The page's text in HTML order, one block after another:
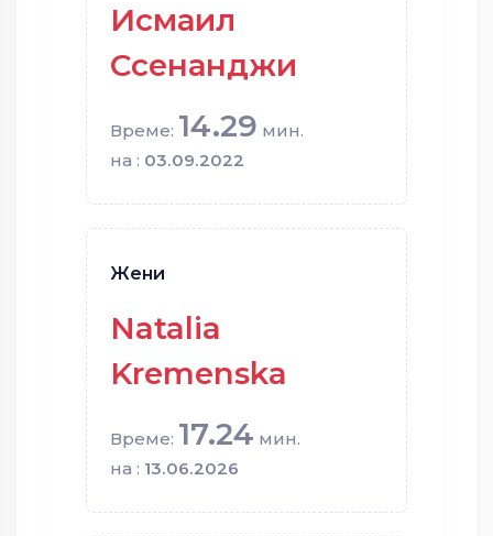
Исмаил
Ссенанджи
Време: 14.29 мин.
на : 03.09.2022
Жени
Natalia
Kremenska
Време: 17.24 мин.
на : 13.06.2026